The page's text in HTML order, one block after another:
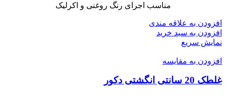
مناسب اجرای رنگ روغنی و اکرلیک
افزودن به علاقه مندی
افزودن به سبد خرید
نمایش سریع
افزودن به مقایسه
غلطک 20 سانتی انگشتی دکور